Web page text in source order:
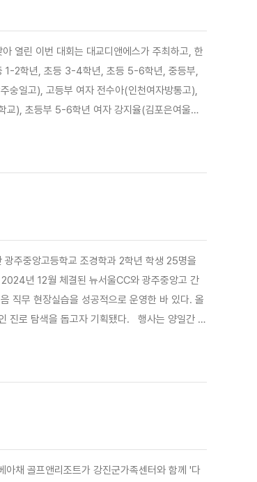
열린 이번 대회는 대교디앤에스가 주최하고, 한
1-2학년, 초등 3-4학년, 초등 5-6학년, 중등부,
숭일고), 고등부 여자 전수아(인천여자방통고),
), 초등부 5-6학년 여자 강지율(김포은여울초),
주중앙고등학교 조경학과 2학년 학생 25명을
직무 현장실습을 성공적으로 운영한 바 있다. 올
고자 기획됐다. 행사는 양일간 오
채 골프앤리조트가 강진군가족센터와 함께 '다